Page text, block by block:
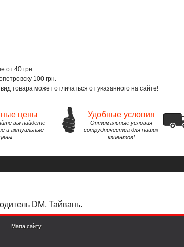
от 40 грн.
100 грн.
товара может отличаться от указанного на сайте!
цены
вы найдете
и актуальные
Удобные условия
Оптимальные условия
сотрудничества для наших
клиентов!
DM, Тайвань.
Мапа сайту